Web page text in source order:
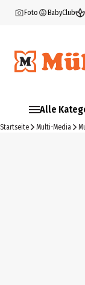
Foto BabyClub
Alle
Startseite Multi-Media